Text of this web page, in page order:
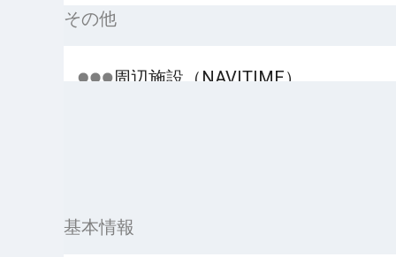
その他
周辺施設（NAVITIME）
基本情報